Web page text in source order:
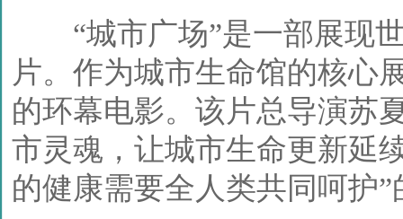
“城市广场”是一部展现世
片。作为城市生命馆的核心
的环幕电影。该片总导演苏
市灵魂，让城市生命更新延
的健康需要全人类共同呵护